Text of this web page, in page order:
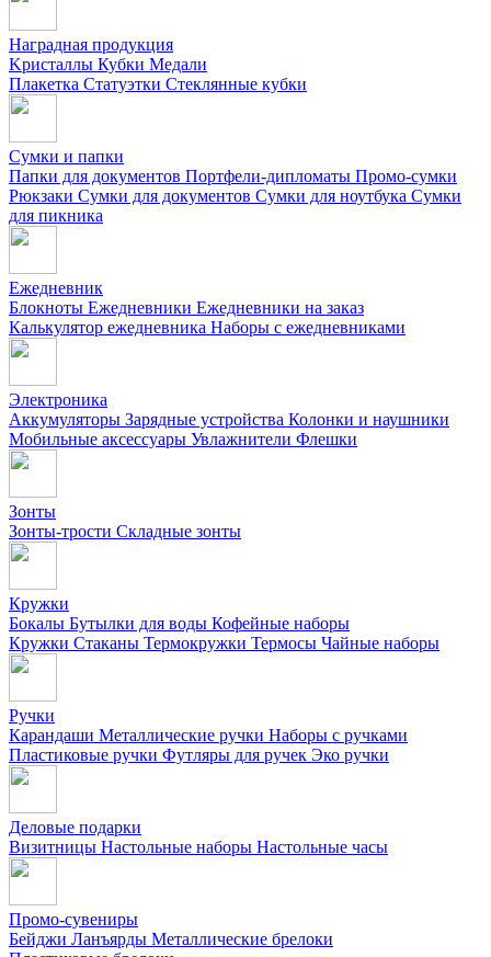
Наградная продукция
Kристаллы Кубки Медали
Плакетка Статуэтки Стеклянные кубки
Сумки и папки
Папки для документов Портфели-дипломаты Промо-сумки
Рюкзаки Сумки для документов Сумки для ноутбука Сумки
для пикника
Ежедневник
Блокноты Ежедневники Ежедневники на заказ
Калькулятор ежедневника Наборы с ежедневниками
Электроника
Аккумуляторы Зарядные устройства Колонки и наушники
Мобильные аксессуары Увлажнители Флешки
Зонты
Зонты-трости Складные зонты
Кружки
Бокалы Бутылки для воды Кофейные наборы
Кружки Стаканы Термокружки Термосы Чайные наборы
Ручки
Карандаши Металлические ручки Наборы с ручками
Пластиковые ручки Футляры для ручек Эко ручки
Деловые подарки
Визитницы Настольные наборы Настольные часы
Промо-сувениры
Бейджи Ланъярды Металлические брелоки